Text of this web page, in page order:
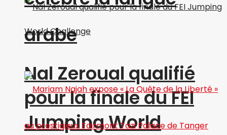
Nal Zeroual qualifié
pour la finale du FEI
Jumping World
arabe